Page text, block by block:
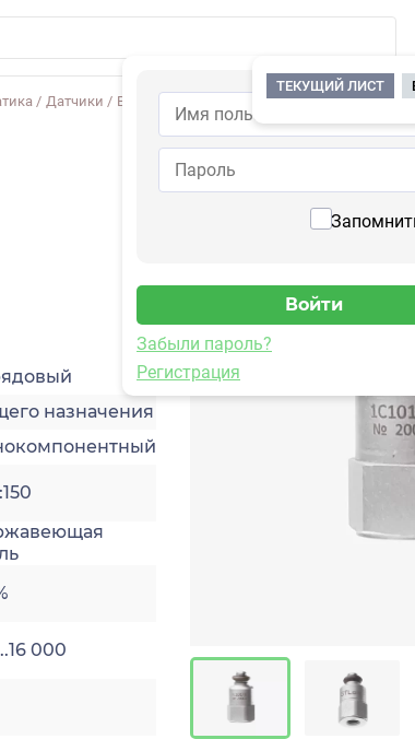
Забыли пароль?
Регистрация
ТЕКУЩИЙ ЛИСТ
/ Датчики / Виброускорения 1C101TB
назначения
000